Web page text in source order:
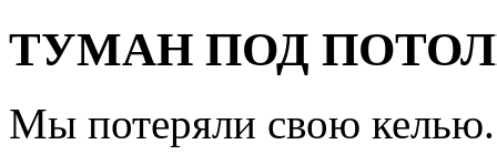
ТУМАН ПОД
Мы потеряли свою келью.